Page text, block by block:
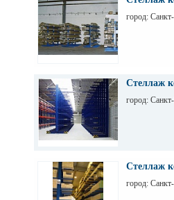
город:
Стеллаж
город:
Стеллаж
город: